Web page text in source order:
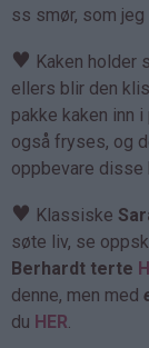
ss smør, som
♥ Kaken holder
ellers blir den
pakke kaken inn
også fryses, og
oppbevare disse
♥ Klassiske
søte liv, se
Berhardt terte
denne, men med
du HER.